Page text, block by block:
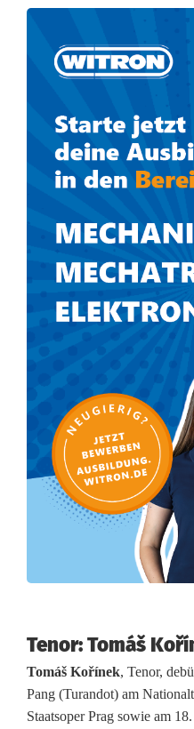
s
D
Tenor: Tomáš
Tomáš Kořínek, Tenor,
Pang (Turandot) am
Staatsoper Prag sowie am